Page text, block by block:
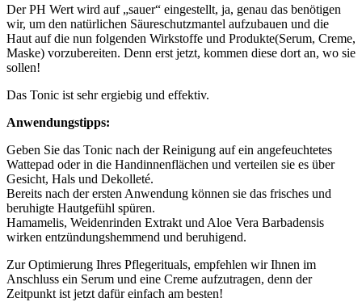
Der PH Wert wird auf „sauer“ eingestellt, ja, genau das benötigen
wir, um den natürlichen Säureschutzmantel aufzubauen und die
Haut auf die nun folgenden Wirkstoffe und Produkte(Serum, Creme,
Maske) vorzubereiten. Denn erst jetzt, kommen diese dort an, wo sie
sollen!
Das Tonic ist sehr ergiebig und effektiv.
Anwendungstipps:
Geben Sie das Tonic nach der Reinigung auf ein angefeuchtetes
Wattepad oder in die Handinnenflächen und verteilen sie es über
Gesicht, Hals und Dekolleté.
Bereits nach der ersten Anwendung können sie das frisches und
beruhigte Hautgefühl spüren.
Hamamelis, Weidenrinden Extrakt und Aloe Vera Barbadensis
wirken entzündungshemmend und beruhigend.
Zur Optimierung Ihres Pflegerituals, empfehlen wir Ihnen im
Anschluss ein Serum und eine Creme aufzutragen, denn der
Zeitpunkt ist jetzt dafür einfach am besten!